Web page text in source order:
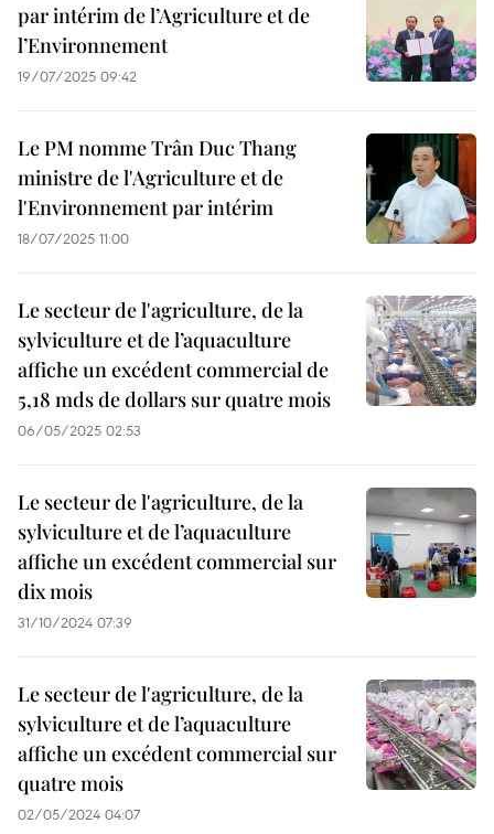
par intérim de l’Agriculture et de
l’Environnement
19/07/2025 09:42
Le PM nomme Trân Duc Thang
ministre de l'Agriculture et de
l'Environnement par intérim
18/07/2025 11:00
Le secteur de l'agriculture, de la
sylviculture et de l’aquaculture
affiche un excédent commercial de
5,18 mds de dollars sur quatre mois
06/05/2025 02:53
Le secteur de l'agriculture, de la
sylviculture et de l’aquaculture
affiche un excédent commercial sur
dix mois
31/10/2024 07:39
Le secteur de l'agriculture, de la
sylviculture et de l’aquaculture
affiche un excédent commercial sur
quatre mois
02/05/2024 04:07